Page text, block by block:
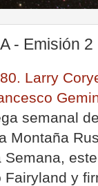
- Emisión
Larry
semanal
Montaña
Semana,
y